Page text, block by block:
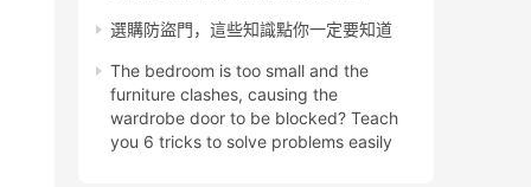
選購防盜門，這些知識點你一定要知道
The bedroom is too small and the
furniture clashes, causing the
wardrobe door to be blocked? Teach
you 6 tricks to solve problems easily